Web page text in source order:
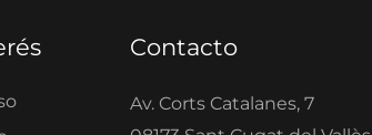
Contacto
Av. Corts Catalanes, 7